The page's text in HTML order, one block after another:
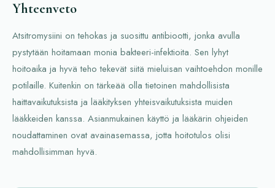
Yhteenveto
Atsitromysiini on tehokas ja suosittu antibiootti, jonka avulla
pystytään hoitamaan monia bakteeri-infektioita. Sen lyhyt
hoitoaika ja hyvä teho tekevät siitä mieluisan vaihtoehdon monille
potilaille. Kuitenkin on tärkeää olla tietoinen mahdollisista
haittavaikutuksista ja lääkityksen yhteisvaikutuksista muiden
lääkkeiden kanssa. Asianmukainen käyttö ja lääkärin ohjeiden
noudattaminen ovat avainasemassa, jotta hoitotulos olisi
mahdollisimman hyvä.